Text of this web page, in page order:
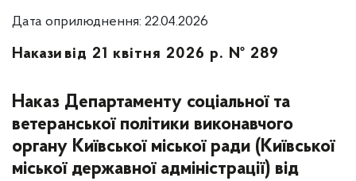
Дата оприлюднення: 22.04.2026
Накази від 21 квітня 2026 р. № 289
Наказ Департаменту соціальної та
ветеранської політики виконавчого
органу Київської міської ради (Київської
міської державної адміністрації) від